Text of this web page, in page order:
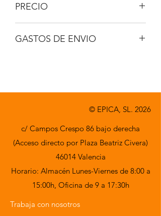
PRECIO
GASTOS DE ENVIO
© EPICA, SL. 2026
c/ Campos Crespo 86 bajo derecha
(Acceso directo por Plaza Beatriz Civera)
46014 Valencia
Horario: Almacén Lunes-Viernes de 8:00 a
15:00h, Oficina de 9 a 17:30h
Trabaja con nosotros